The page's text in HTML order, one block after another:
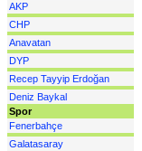
AKP
CHP
Anavatan
DYP
Recep Tayyip Erdoğan
Deniz Baykal
Spor
Fenerbahçe
Galatasaray